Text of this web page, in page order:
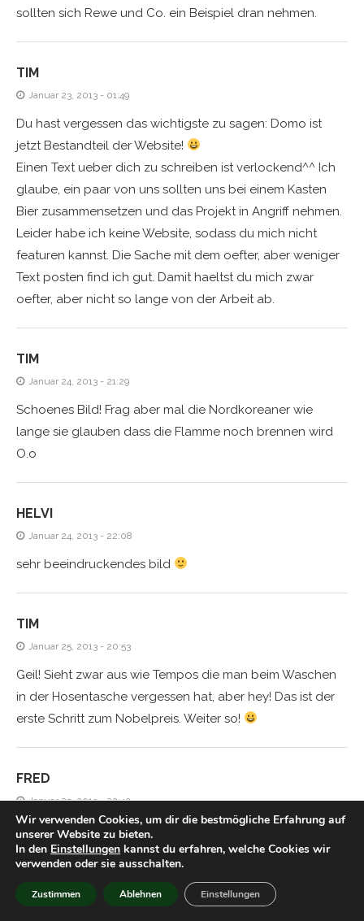
sollten sich Rewe und Co. ein Beispiel dran nehmen.
TIM
Januar 23, 2013 - 01:49
Du hast vergessen das wichtigste zu sagen: Domo ist
jetzt Bestandteil der Website!
Einen Text ueber dich zu schreiben ist verlockend^^ Ich
glaube, ein paar von uns sollten uns bei einem Kasten
Bier zusammensetzen und das Projekt in Angriff nehmen.
Leider habe ich keine Website, sodass du mich nicht
featuren kannst. Die Sache mit dem oefter, aber weniger
Text posten find ich gut. Damit haeltst du mich zwar
oefter, aber nicht so lange von der Arbeit ab.
TIM
Januar 24, 2013 - 21:29
Schoenes Bild! Frag aber mal die Nordkoreaner wie
lange sie glauben dass die Flamme noch brennen wird
O.o
HELVI
Januar 24, 2013 - 22:08
sehr beeindruckendes bild
TIM
Januar 25, 2013 - 20:53
Geil! Sieht zwar aus wie Tempos die man beim Waschen
in der Hosentasche vergessen hat, aber hey! Das ist der
erste Schritt zum Nobelpreis. Weiter so!
FRED
Januar 25, 2013 - 22:42
Da kehren sie alle zur Synthese zurück ;D
TIM
Wir verwenden Cookies, um dir die bestmögliche Erfahrung auf
unserer Website zu bieten.
In den Einstellungen kannst du erfahren, welche Cookies wir
verwenden oder sie ausschalten.
Zustimmen Ablehnen Einstellungen